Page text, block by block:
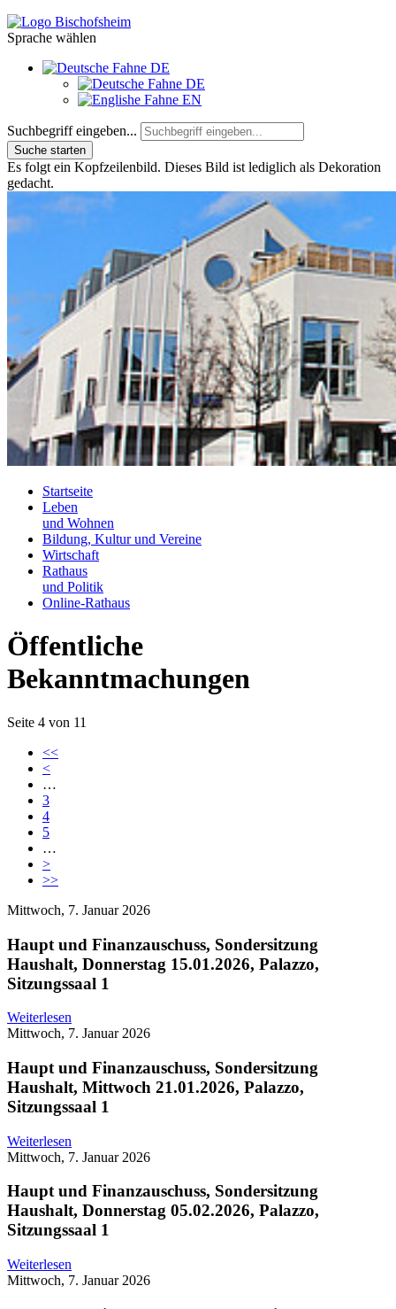
Sprache wählen
DE
DE
EN
Suchbegriff eingeben...
Suche starten
Es folgt ein Kopfzeilenbild. Dieses Bild ist lediglich als Dekoration
gedacht.
Startseite
Leben
und Wohnen
Bildung, Kultur und Vereine
Wirtschaft
Rathaus
und Politik
Online-Rathaus
Öffentliche
Bekanntmachungen
Seite 4 von 11
<<
<
…
3
4
5
…
>
>>
Mittwoch, 7. Januar 2026
Haupt und Finanzauschuss, Sondersitzung
Haushalt, Donnerstag 15.01.2026, Palazzo,
Sitzungssaal 1
Weiterlesen
Mittwoch, 7. Januar 2026
Haupt und Finanzauschuss, Sondersitzung
Haushalt, Mittwoch 21.01.2026, Palazzo,
Sitzungssaal 1
Weiterlesen
Mittwoch, 7. Januar 2026
Haupt und Finanzauschuss, Sondersitzung
Haushalt, Donnerstag 05.02.2026, Palazzo,
Sitzungssaal 1
Weiterlesen
Mittwoch, 7. Januar 2026